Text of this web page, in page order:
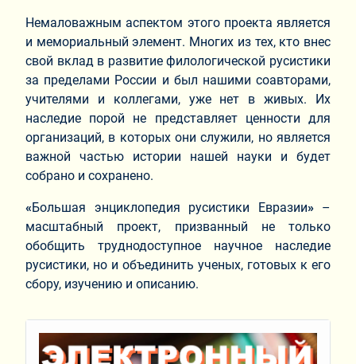
Немаловажным аспектом этого проекта является
и мемориальный элемент. Многих из тех, кто внес
свой вклад в развитие филологической русистики
за пределами России и был нашими соавторами,
учителями и коллегами, уже нет в живых. Их
наследие порой не представляет ценности для
организаций, в которых они служили, но является
важной частью истории нашей науки и будет
собрано и сохранено.
«Большая энциклопедия русистики Евразии»–
масштабный проект, призванный не только
обобщить труднодоступное научное наследие
русистики, но и объединить ученых, готовых к его
сбору, изучению и описанию.